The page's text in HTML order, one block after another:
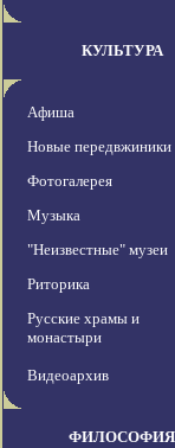
КУЛЬТУРА
Афиша
Новые передвжиники
Фотогалерея
Музыка
"Неизвестные" музеи
Риторика
Русские храмы и
монастыри
Видеоархив
ФИЛОСОФИЯ